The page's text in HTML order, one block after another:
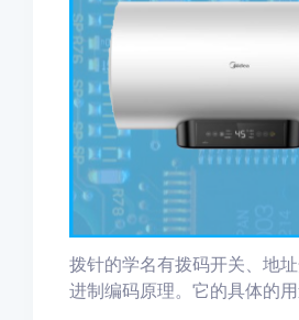
拨针的学名有拨码开关、地
进制编码原理。它的具体的